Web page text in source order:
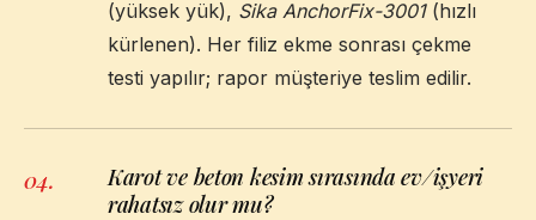
(yüksek yük), Sika AnchorFix-3001(hızlı
kürlenen). Her filiz ekme sonrası çekme
testi yapılır; rapor müşteriye teslim edilir.
04.
Karot ve beton kesim sırasında ev/işyeri
rahatsız olur mu?